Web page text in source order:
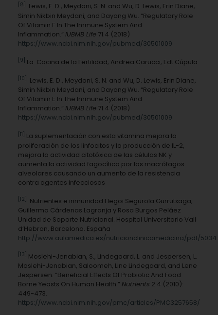
[8] Lewis, E. D., Meydani, S. N. and Wu, D. Lewis, Erin Diane,
Simin Nikbin Meydani, and Dayong Wu. “Regulatory Role
Of Vitamin E In The Immune System And
Inflammation.” IUBMB Life 71.4 (2018)
https://www.ncbi.nlm.nih.gov/pubmed/30501009
[9] La Cocina de la Fertilidad, Andrea Carucci, Edt.Cúpula
[10]
Lewis, E. D., Meydani, S. N. and Wu, D. Lewis, Erin Diane,
Simin Nikbin Meydani, and Dayong Wu. “Regulatory Role
Of Vitamin E In The Immune System And
Inflammation.” IUBMB Life 71.4 (2018)
https://www.ncbi.nlm.nih.gov/pubmed/30501009
[11] La suplementación con esta vitamina mejora la
proliferación de los linfocitos y la producción de IL-2,
mejora la actividad citotóxica de las células NK y
aumenta la actividad fagocítica por los macrófagos
alveolares causando un aumento de la resistencia
contra agentes infecciosos
[12] Nutrientes e inmunidad Hegoi Segurola Gurrutxaga,
Guillermo Cárdenas Lagranja y Rosa Burgos Peláez
Unidad de Soporte Nutricional. Hospital Universitario Vall
d’Hebron, Barcelona. España
http://www.aulamedica.es/nutricionclinicamedicina/pdf/
[13] Moslehi-Jenabian, S., Lindegaard, L. and Jespersen, L.
Moslehi-Jenabian, Saloomeh, Line Lindegaard, and Lene
Jespersen. “Beneficial Effects Of Probiotic And Food
Borne Yeasts On Human Health.” Nutrients 2.4 (2010):
449-473.
https://www.ncbi.nlm.nih.gov/pmc/articles/PMC3257658/